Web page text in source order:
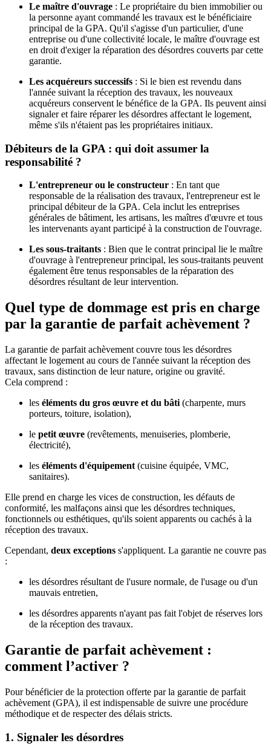
Le maître d'ouvrage : Le propriétaire du bien immobilier ou
la personne ayant commandé les travaux est le bénéficiaire
principal de la GPA. Qu'il s'agisse d'un particulier, d'une
entreprise ou d'une collectivité locale, le maître d'ouvrage est
en droit d'exiger la réparation des désordres couverts par cette
garantie.
Les acquéreurs successifs : Si le bien est revendu dans
l'année suivant la réception des travaux, les nouveaux
acquéreurs conservent le bénéfice de la GPA. Ils peuvent ainsi
signaler et faire réparer les désordres affectant le logement,
même s'ils n'étaient pas les propriétaires initiaux.
Débiteurs de la GPA : qui doit assumer la
responsabilité ?
L'entrepreneur ou le constructeur : En tant que
responsable de la réalisation des travaux, l'entrepreneur est le
principal débiteur de la GPA. Cela inclut les entreprises
générales de bâtiment, les artisans, les maîtres d'œuvre et tous
les intervenants ayant participé à la construction de l'ouvrage.
Les sous-traitants : Bien que le contrat principal lie le maître
d'ouvrage à l'entrepreneur principal, les sous-traitants peuvent
également être tenus responsables de la réparation des
désordres résultant de leur intervention.
Quel type de dommage est pris en charge
par la garantie de parfait achèvement ?
La garantie de parfait achèvement couvre tous les désordres
affectant le logement au cours de l'année suivant la réception des
travaux, sans distinction de leur nature, origine ou gravité.
Cela comprend :
les éléments du gros œuvre et du bâti (charpente, murs
porteurs, toiture, isolation),
le petit œuvre (revêtements, menuiseries, plomberie,
électricité),
les éléments d'équipement (cuisine équipée, VMC,
sanitaires).
Elle prend en charge les vices de construction, les défauts de
conformité, les malfaçons ainsi que les désordres techniques,
fonctionnels ou esthétiques, qu'ils soient apparents ou cachés à la
réception des travaux.
Cependant, deux exceptions s'appliquent. La garantie ne couvre pas
:
les désordres résultant de l'usure normale, de l'usage ou d'un
mauvais entretien,
les désordres apparents n'ayant pas fait l'objet de réserves lors
de la réception des travaux.
Garantie de parfait achèvement :
comment l’activer ?
Pour bénéficier de la protection offerte par la garantie de parfait
achèvement (GPA), il est indispensable de suivre une procédure
méthodique et de respecter des délais stricts.
1. Signaler les désordres